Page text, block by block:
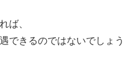
ば、
できるのではないでしょう